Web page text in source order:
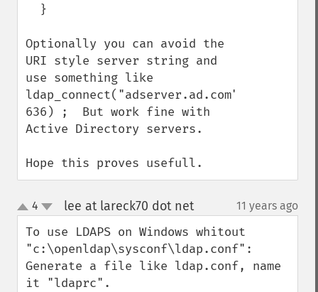
Optionally you can avoid the
URI style server string and
use something like
ldap_connect("adserver.ad.com",
636) ;  But work fine with
Active Directory servers.
Hope this proves usefull.
up
down
4 lee at lareck70 dot net¶ 11 years ago
To use LDAPS on Windows whitout
"c:\openldap\sysconf\ldap.conf":
Generate a file like ldap.conf, name
it "ldaprc".